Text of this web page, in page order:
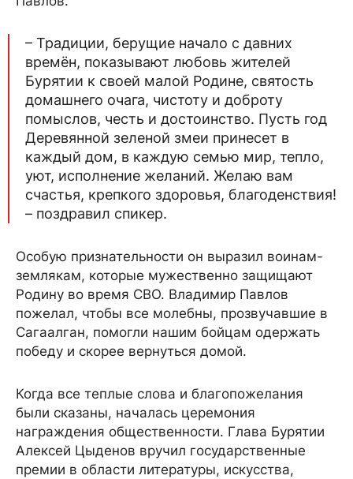
– Традиции, берущие начало с давних
времён, показывают любовь жителей
Бурятии к своей малой Родине, святость
домашнего очага, чистоту и доброту
помыслов, честь и достоинство. Пусть год
Деревянной зеленой змеи принесет в
каждый дом, в каждую семью мир, тепло,
уют, исполнение желаний. Желаю вам
счастья, крепкого здоровья, благоденствия!
– поздравил спикер.
Особую признательности он выразил воинам-
землякам, которые мужественно защищают
Родину во время СВО. Владимир Павлов
пожелал, чтобы все молебны, прозвучавшие в
Сагаалган, помогли нашим бойцам одержать
победу и скорее вернуться домой.
Когда все теплые слова и благопожелания
были сказаны, началась церемония
награждения общественности. Глава Бурятии
Алексей Цыденов вручил государственные
премии в области литературы, искусства,